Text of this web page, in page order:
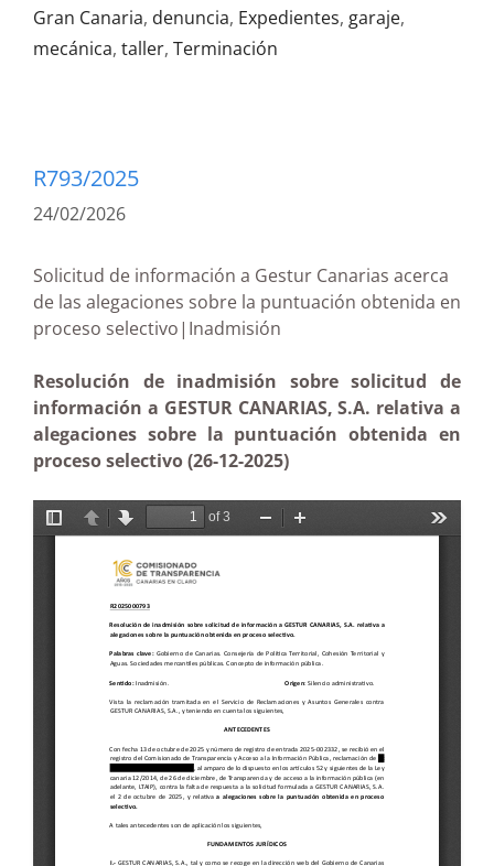
Gran Canaria, denuncia, Expedientes, garaje,
mecánica, taller, Terminación
R793/2025
24/02/2026
Solicitud de información a Gestur Canarias acerca
de las alegaciones sobre la puntuación obtenida en
proceso selectivo|Inadmisión
Resolución de inadmisión sobre solicitud de
información a GESTUR CANARIAS, S.A. relativa a
alegaciones sobre la puntuación obtenida en
proceso selectivo (26-12-2025)